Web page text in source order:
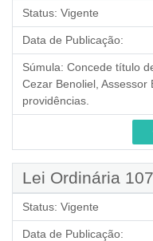
Status: Vigente
Data de Publicação:
Súmula: Concede título
Cezar Benoliel,
providências.
Lei Ordinária
Status: Vigente
Data de Publicação: